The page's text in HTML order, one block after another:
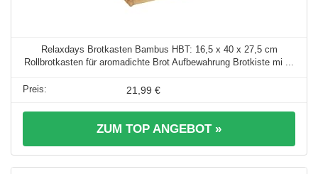
Relaxdays Brotkasten Bambus HBT: 16,5 x 40 x 27,5 cm
Rollbrotkasten für aromadichte Brot Aufbewahrung Brotkiste mi ...
21,99 €
ZUM TOP ANGEBOT »